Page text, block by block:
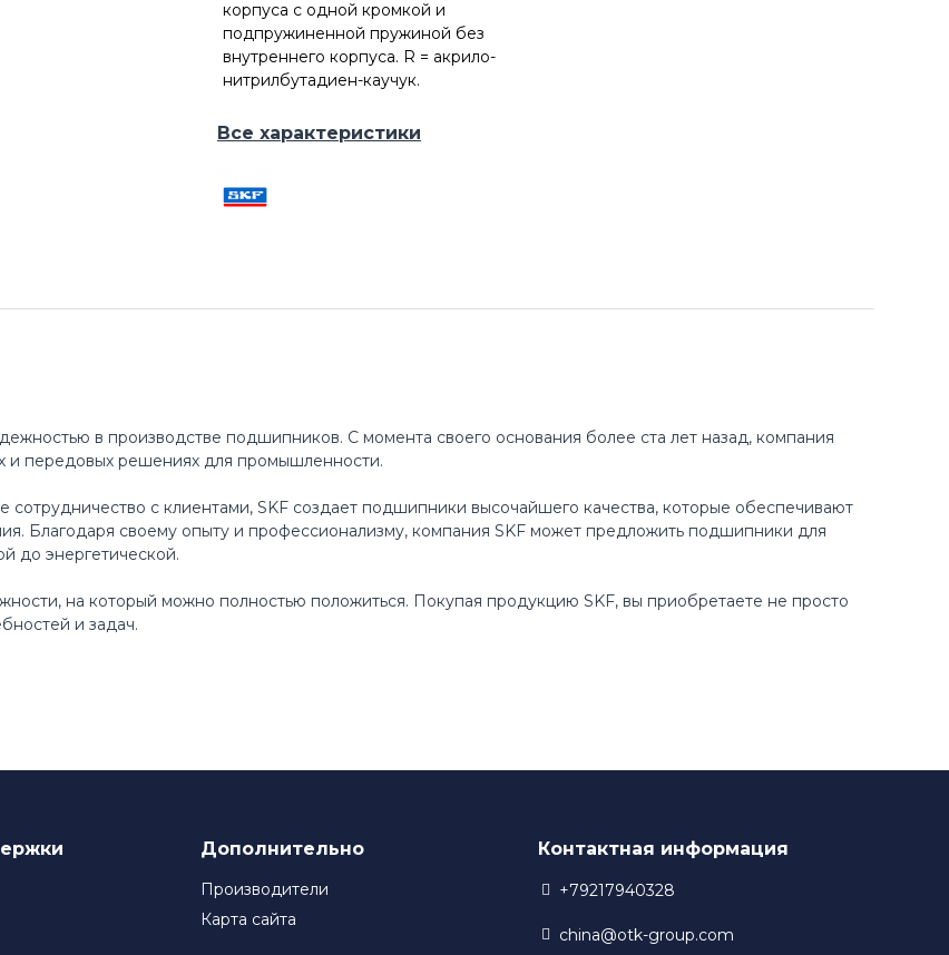
корпуса с одной кромкой и
подпружиненной пружиной без
внутреннего корпуса. R = акрило-
нитрилбутадиен-каучук.
Все характеристики
в производстве подшипников. С момента своего основания более ста лет назад, компания
и передовых решениях для промышленности.
сотрудничество с клиентами, SKF создает подшипники высочайшего качества, которые обеспечивают
Благодаря своему опыту и профессионализму, компания SKF может предложить подшипники для
до энергетической.
на который можно полностью положиться. Покупая продукцию SKF, вы приобретаете не просто
и задач.
Дополнительно
Производители
Карта сайта
Контактная информация
+79217940328
china@otk-group.com